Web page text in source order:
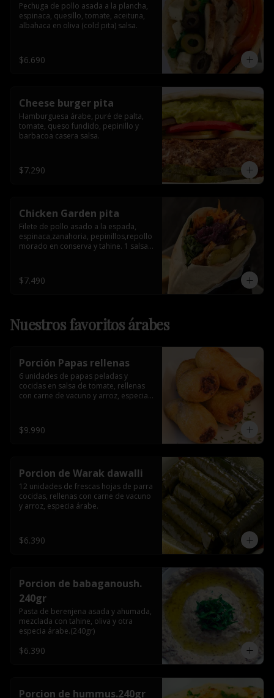
Pechuga de pollo asada a la plancha,
espinaca, quesillo, tomate, aceituna,
albahaca en oliva (cold pita) salsa.
$6.690
Cheese burger pita
Hamburguesa árabe, puré de palta,
tomate, queso fundido, pepinillo y
barbacoa casera salsa.
$7.290
Chicken Garden pita
Filete de pollo asado a la espada,
espinaca,zanahoria, pepinillos,repollo
morado en conserva y tahine. 1 salsa
$7.490
Nuestros favoritos árabes
Porción Papas rellenas
6 unidades de papas peladas y
cocidas en salsa de tomate, rellenas
con carne de vacuno y arroz, especia
$9.990
Porcion de Warak dawalli
12 unidades de frescas hojas de parra
cocidas, rellenas con carne de vacuno
y arroz, especia árabe.
$6.390
Porcion de babaganoush.
240gr
Pasta de berenjena asada y ahumada,
mezclada con tahine, oliva y otra
especia árabe.(240gr)
$6.390
Porcion de hummus.240gr